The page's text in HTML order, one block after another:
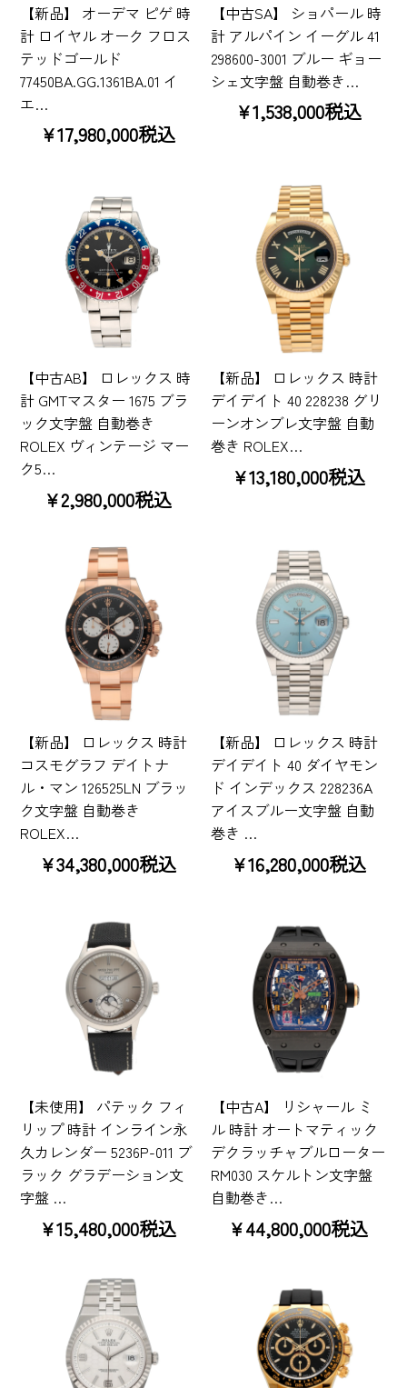
【新品】 オーデマ ピゲ 時
計 ロイヤル オーク フロス
テッドゴールド
77450BA.GG.1361BA.01 イ
エ…
¥17,980,000税込
【中古SA】 ショパール 時
計 アルパイン イーグル 41
298600-3001 ブルー ギョー
シェ文字盤 自動巻き…
¥1,538,000税込
【中古AB】 ロレックス 時
計 GMTマスター 1675 ブラ
ック文字盤 自動巻き
ROLEX ヴィンテージ マー
ク5…
¥2,980,000税込
【新品】 ロレックス 時計
デイデイト 40 228238 グリ
ーンオンブレ文字盤 自動
巻き ROLEX…
¥13,180,000税込
【新品】 ロレックス 時計
コスモグラフ デイトナ
ル・マン 126525LN ブラッ
ク文字盤 自動巻き
ROLEX…
¥34,380,000税込
【新品】 ロレックス 時計
デイデイト 40 ダイヤモン
ド インデックス 228236A
アイスブルー文字盤 自動
巻き …
¥16,280,000税込
【未使用】 パテック フィ
リップ 時計 インライン永
久カレンダー 5236P-011 ブ
ラック グラデーション文
字盤 …
¥15,480,000税込
【中古A】 リシャール ミ
ル 時計 オートマティック
デクラッチャブルローター
RM030 スケルトン文字盤
自動巻き…
¥44,800,000税込